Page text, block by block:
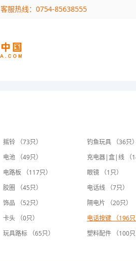
客服热线：0754-85638555
摇铃 （73只）
钓鱼玩具 （36只
电池 （49只）
充电器|盒|线 （
电路板 （117只）
眼镜 （1只）
胶圈 （45只）
电话线 （7只）
饰品 （52只）
隔电片 （20只）
卡头 （0只）
电话按键 （196
玩具路标 （65只）
塑料配件 （100